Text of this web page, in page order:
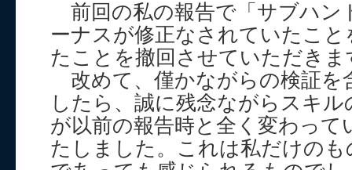
前回の私の報告で「サブハン
ーナスが修正なされていたこ
たことを撤回させていただきま
改めて、僅かながらの検証を
したら、誠に残念ながらスキル
が以前の報告時と全く変わって
たしました。これは私だけの